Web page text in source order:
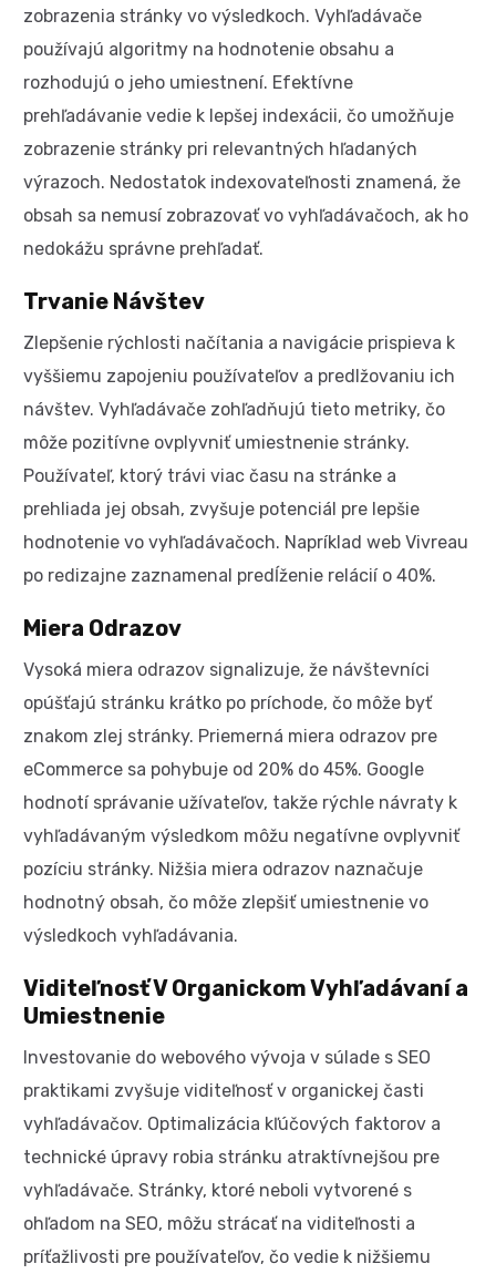
zobrazenia stránky vo výsledkoch. Vyhľadávače
používajú algoritmy na hodnotenie obsahu a
rozhodujú o jeho umiestnení. Efektívne
prehľadávanie vedie k lepšej indexácii, čo umožňuje
zobrazenie stránky pri relevantných hľadaných
výrazoch. Nedostatok indexovateľnosti znamená, že
obsah sa nemusí zobrazovať vo vyhľadávačoch, ak ho
nedokážu správne prehľadať.
Trvanie Návštev
Zlepšenie rýchlosti načítania a navigácie prispieva k
vyššiemu zapojeniu používateľov a predlžovaniu ich
návštev. Vyhľadávače zohľadňujú tieto metriky, čo
môže pozitívne ovplyvniť umiestnenie stránky.
Používateľ, ktorý trávi viac času na stránke a
prehliada jej obsah, zvyšuje potenciál pre lepšie
hodnotenie vo vyhľadávačoch. Napríklad web Vivreau
po redizajne zaznamenal predĺženie relácií o 40%.
Miera Odrazov
Vysoká miera odrazov signalizuje, že návštevníci
opúšťajú stránku krátko po príchode, čo môže byť
znakom zlej stránky. Priemerná miera odrazov pre
eCommerce sa pohybuje od 20% do 45%. Google
hodnotí správanie užívateľov, takže rýchle návraty k
vyhľadávaným výsledkom môžu negatívne ovplyvniť
pozíciu stránky. Nižšia miera odrazov naznačuje
hodnotný obsah, čo môže zlepšiť umiestnenie vo
výsledkoch vyhľadávania.
Viditeľnosť V Organickom Vyhľadávaní a
Umiestnenie
Investovanie do webového vývoja v súlade s SEO
praktikami zvyšuje viditeľnosť v organickej časti
vyhľadávačov. Optimalizácia kľúčových faktorov a
technické úpravy robia stránku atraktívnejšou pre
vyhľadávače. Stránky, ktoré neboli vytvorené s
ohľadom na SEO, môžu strácať na viditeľnosti a
príťažlivosti pre používateľov, čo vedie k nižšiemu